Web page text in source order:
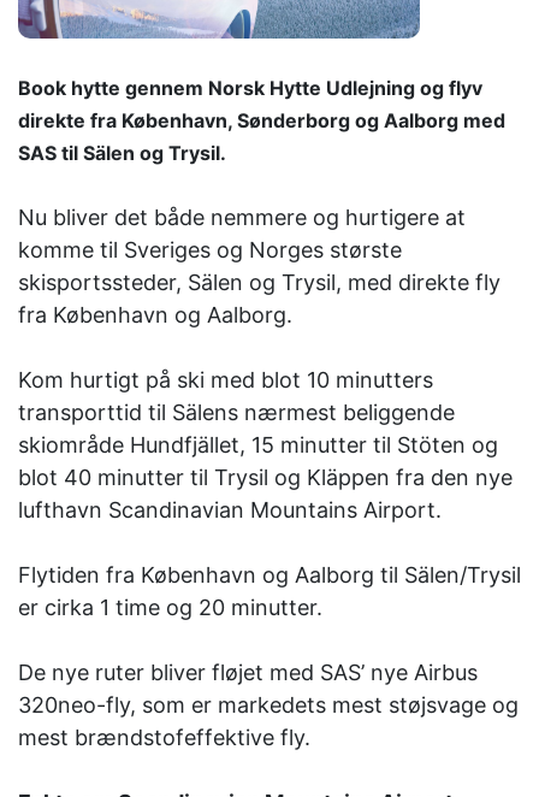
Book hytte gennem Norsk Hytte Udlejning og flyv
direkte fra København, Sønderborg og Aalborg med
SAS til Sälen og Trysil.
Nu bliver det både nemmere og hurtigere at
komme til Sveriges og Norges største
skisportssteder, Sälen og Trysil, med direkte fly
fra København og Aalborg.
Kom hurtigt på ski med blot 10 minutters
transporttid til Sälens nærmest beliggende
skiområde Hundfjället, 15 minutter til Stöten og
blot 40 minutter til Trysil og Kläppen fra den nye
lufthavn Scandinavian Mountains Airport.
Flytiden fra København og Aalborg til Sälen/Trysil
er cirka 1 time og 20 minutter.
De nye ruter bliver fløjet med SAS’ nye Airbus
320neo-fly, som er markedets mest støjsvage og
mest brændstofeffektive fly.